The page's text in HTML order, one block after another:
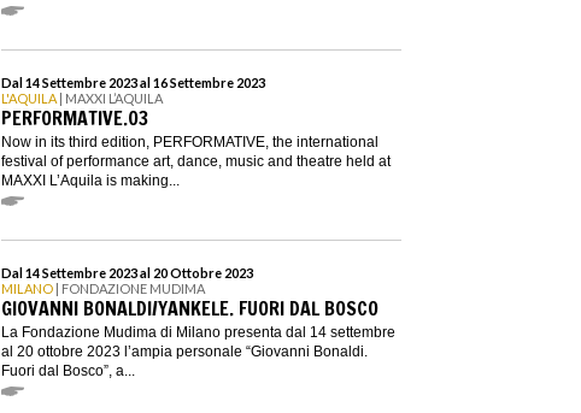
Dal 14 Settembre 2023 al 16 Settembre 2023
L'AQUILA | MAXXI L’AQUILA
PERFORMATIVE.03
Now in its third edition, PERFORMATIVE, the international
festival of performance art, dance, music and theatre held at
MAXXI L’Aquila is making...
Dal 14 Settembre 2023 al 20 Ottobre 2023
MILANO | FONDAZIONE MUDIMA
GIOVANNI BONALDI/YANKELE. FUORI DAL BOSCO
La Fondazione Mudima di Milano presenta dal 14 settembre
al 20 ottobre 2023 l’ampia personale “Giovanni Bonaldi.
Fuori dal Bosco”, a...